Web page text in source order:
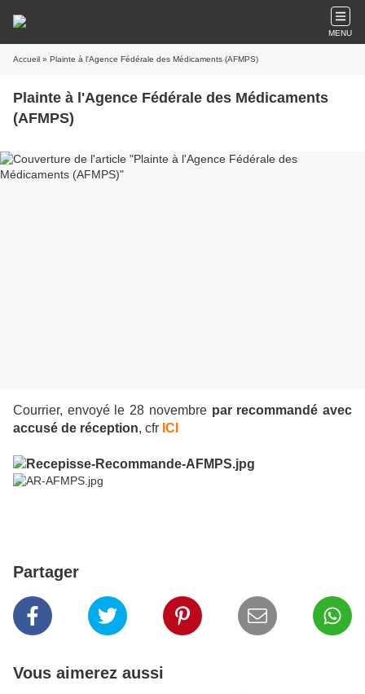
MENU
Accueil » Plainte à l'Agence Fédérale des Médicaments (AFMPS)
Plainte à l'Agence Fédérale des Médicaments
(AFMPS)
Courrier, envoyé le 28 novembre par recommandé avec
accusé de réception, cfr ICI
Partager
Vous aimerez aussi